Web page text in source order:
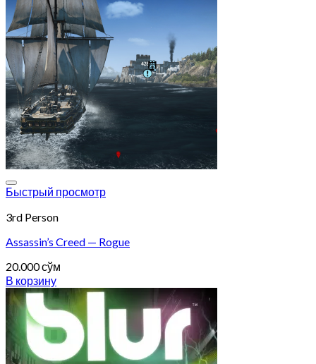
Быстрый просмотр
3rd Person
Assassin’s Creed — Rogue
20.000сўм
В корзину